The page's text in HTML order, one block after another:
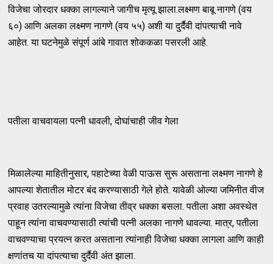
विजेचा जोरदार धक्का लागल्याने जागीच मृत्यू झाला.लक्ष्मण बाबू नागणे (वय
६०) आणि अलका लक्ष्मण नागणे (वय ५५) अशी या दुर्दैवी दांपत्याची नावे
आहेत. या घटनेमुळे संपूर्ण आंबे गावात शोककळा पसरली आहे.
पतीला वाचवायला पत्नी धावली, दोघांचाही जीव गेला
मिळालेल्या माहितीनुसार, पहाटेच्या वेळी पाऊस सुरू असताना लक्ष्मण नागणे हे
आपल्या शेतातील मोटर बंद करण्यासाठी गेले होते. यावेळी ओल्या जमिनीत वीज
प्रवाह उतरल्यामुळे त्यांना विजेचा तीव्र धक्का बसला. पतीला अशा अवस्थेत
पाहून त्यांना वाचवण्यासाठी त्यांची पत्नी अलका नागणे धावल्या. मात्र, पतीला
वाचवण्याचा प्रयत्न करत असताना त्यांनाही विजेचा धक्का लागला आणि काही
क्षणांतच या दांपत्याचा दुर्दैवी अंत झाला.